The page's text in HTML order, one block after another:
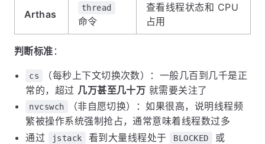
Arthas
thread
命令
查看线程状态和 CPU
占用
判断标准 ：
cs
（每秒上下文切换次数）：一般几百到几千是正
常的，超过 几万甚至几十万 就需要关注了
nvcswch
（非自愿切换）：如果很高，说明线程频
繁被操作系统强制抢占，通常意味着线程数过多
通过
jstack 看到大量线程处于 BLOCKED 或